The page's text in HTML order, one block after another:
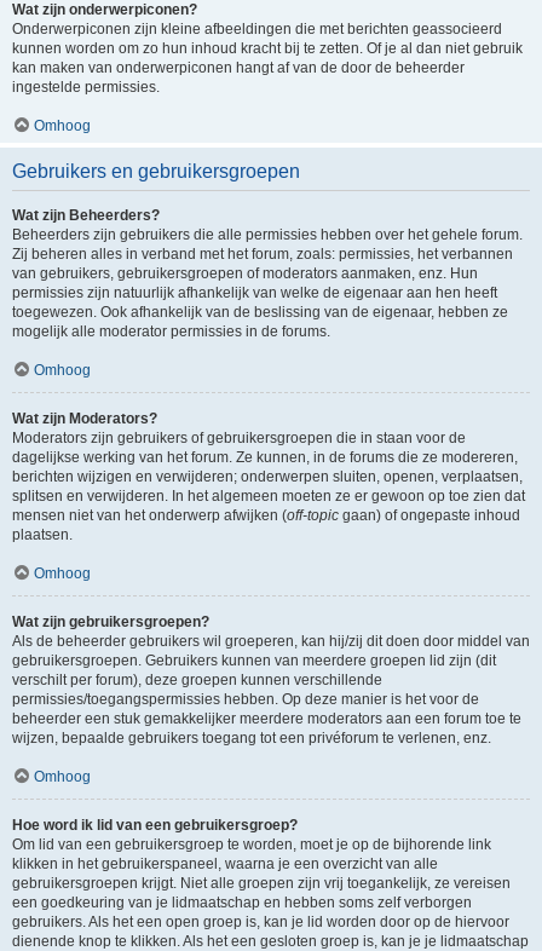
Wat zijn onderwerpiconen?
Onderwerpiconen zijn kleine afbeeldingen die met berichten geassocieerd
kunnen worden om zo hun inhoud kracht bij te zetten. Of je al dan niet gebruik
kan maken van onderwerpiconen hangt af van de door de beheerder
ingestelde permissies.
Omhoog
Gebruikers en gebruikersgroepen
Wat zijn Beheerders?
Beheerders zijn gebruikers die alle permissies hebben over het gehele forum.
Zij beheren alles in verband met het forum, zoals: permissies, het verbannen
van gebruikers, gebruikersgroepen of moderators aanmaken, enz. Hun
permissies zijn natuurlijk afhankelijk van welke de eigenaar aan hen heeft
toegewezen. Ook afhankelijk van de beslissing van de eigenaar, hebben ze
mogelijk alle moderator permissies in de forums.
Omhoog
Wat zijn Moderators?
Moderators zijn gebruikers of gebruikersgroepen die in staan voor de
dagelijkse werking van het forum. Ze kunnen, in de forums die ze modereren,
berichten wijzigen en verwijderen; onderwerpen sluiten, openen, verplaatsen,
splitsen en verwijderen. In het algemeen moeten ze er gewoon op toe zien dat
mensen niet van het onderwerp afwijken (off-topic gaan) of ongepaste inhoud
plaatsen.
Omhoog
Wat zijn gebruikersgroepen?
Als de beheerder gebruikers wil groeperen, kan hij/zij dit doen door middel van
gebruikersgroepen. Gebruikers kunnen van meerdere groepen lid zijn (dit
verschilt per forum), deze groepen kunnen verschillende
permissies/toegangspermissies hebben. Op deze manier is het voor de
beheerder een stuk gemakkelijker meerdere moderators aan een forum toe te
wijzen, bepaalde gebruikers toegang tot een privéforum te verlenen, enz.
Omhoog
Hoe word ik lid van een gebruikersgroep?
Om lid van een gebruikersgroep te worden, moet je op de bijhorende link
klikken in het gebruikerspaneel, waarna je een overzicht van alle
gebruikersgroepen krijgt. Niet alle groepen zijn vrij toegankelijk, ze vereisen
een goedkeuring van je lidmaatschap en hebben soms zelf verborgen
gebruikers. Als het een open groep is, kan je lid worden door op de hiervoor
dienende knop te klikken. Als het een gesloten groep is, kan je je lidmaatschap